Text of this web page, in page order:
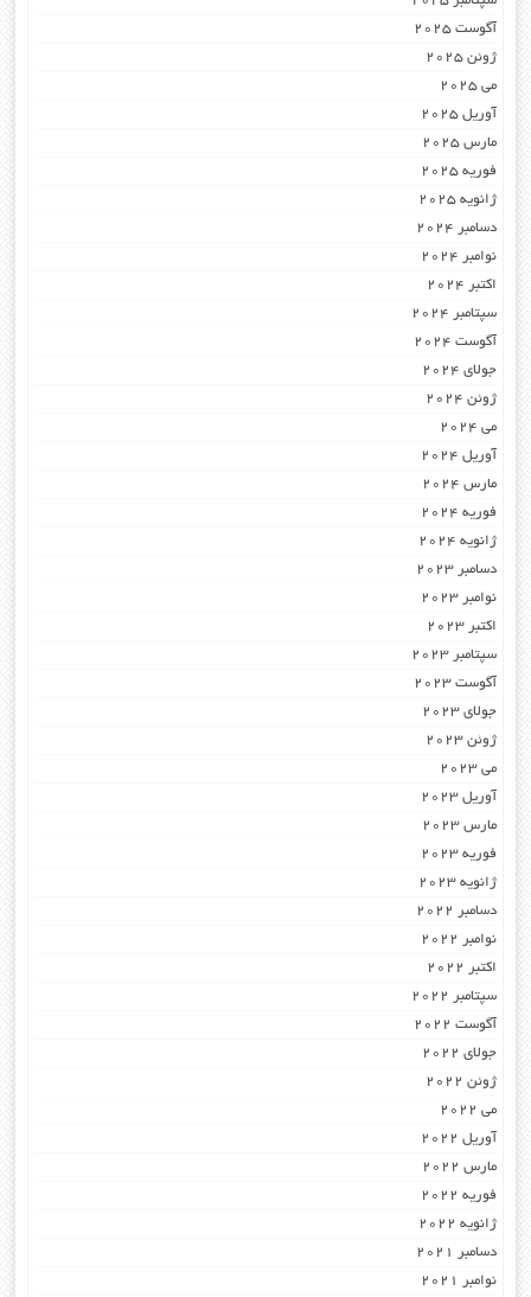
آگوست 2025
ژوئن 2025
می 2025
آوریل 2025
مارس 2025
فوریه 2025
ژانویه 2025
دسامبر 2024
نوامبر 2024
اکتبر 2024
سپتامبر 2024
آگوست 2024
جولای 2024
ژوئن 2024
می 2024
آوریل 2024
مارس 2024
فوریه 2024
ژانویه 2024
دسامبر 2023
نوامبر 2023
اکتبر 2023
سپتامبر 2023
آگوست 2023
جولای 2023
ژوئن 2023
می 2023
آوریل 2023
مارس 2023
فوریه 2023
ژانویه 2023
دسامبر 2022
نوامبر 2022
اکتبر 2022
سپتامبر 2022
آگوست 2022
جولای 2022
ژوئن 2022
می 2022
آوریل 2022
مارس 2022
فوریه 2022
ژانویه 2022
دسامبر 2021
نوامبر 2021